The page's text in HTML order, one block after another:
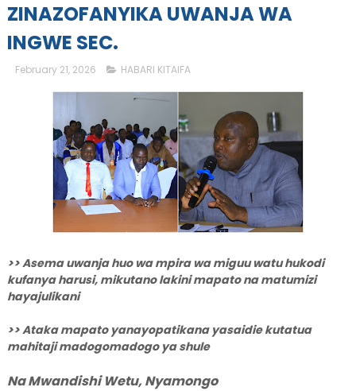
ZINAZOFANYIKA UWANJA WA
INGWE SEC.
February 21, 2026 HABARI KITAIFA
>> Asema uwanja huo wa mpira wa miguu watu hukodi
kufanya harusi, mikutano lakini mapato na matumizi
hayajulikani
>> Ataka mapato yanayopatikana yasaidie kutatua
mahitaji madogomadogo ya shule
Na Mwandishi Wetu, Nyamongo